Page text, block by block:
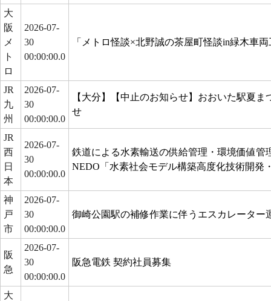
大
阪
メ
ト
ロ
2026-07-
30
00:00:00.0
「メトロ怪談×北野誠の茶屋町怪談in緑木車
JR
九
州
2026-07-
30
00:00:00.0
【大分】【中止のお知らせ】おおいた駅夏ま
せ
JR
西
日
本
2026-07-
30
00:00:00.0
鉄道による水素輸送の供給管理・環境価値管
NEDO「水素社会モデル構築高度化技術開発
神
戸
市
2026-07-
30
00:00:00.0
御崎公園駅の補修作業に伴うエスカレーター
阪
急
2026-07-
30
00:00:00.0
阪急電鉄 契約社員募集
大